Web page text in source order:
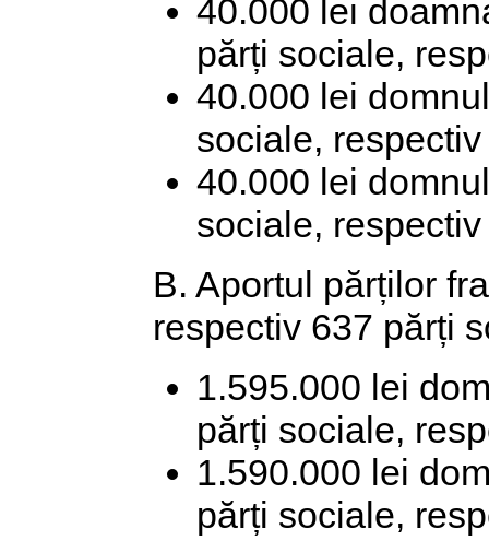
40.000 lei
părți sociale,
40.000 lei
sociale,
40.000 lei
sociale,
B. Aportul părților
respectiv 637 părți
1.595.000 lei
părți sociale,
1.590.000 lei
părți sociale,